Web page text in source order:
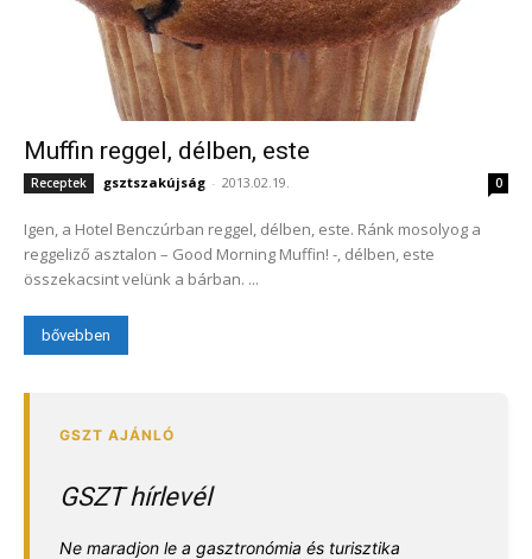
Muffin reggel, délben, este
Receptek gsztszakújság - 2013.02.19. 0
Igen, a Hotel Benczúrban reggel, délben, este. Ránk mosolyog a
reggeliző asztalon – Good Morning Muffin! -, délben, este
összekacsint velünk a bárban. ...
bővebben
GSZT hírlevél
Ne maradjon le a gasztronómia és turisztika